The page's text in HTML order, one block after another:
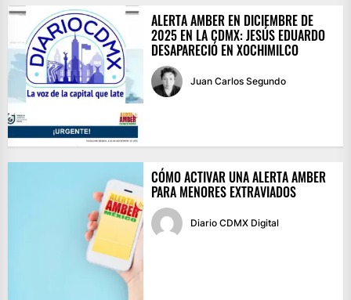
ALERTA AMBER EN DICIEMBRE DE
2025 EN LA CDMX: JESÚS EDUARDO
DESAPARECIÓ EN XOCHIMILCO
Juan Carlos Segundo
CÓMO ACTIVAR UNA ALERTA AMBER
PARA MENORES EXTRAVIADOS
Diario CDMX Digital